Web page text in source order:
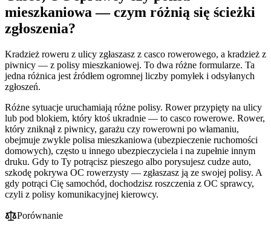
mieszkaniowa — czym różnią się ścieżki
zgłoszenia?
Kradzież roweru z ulicy zgłaszasz z casco rowerowego, a kradzież z
piwnicy — z polisy mieszkaniowej. To dwa różne formularze. Ta
jedna różnica jest źródłem ogromnej liczby pomyłek i odsyłanych
zgłoszeń.
Różne sytuacje uruchamiają różne polisy. Rower przypięty na ulicy
lub pod blokiem, który ktoś ukradnie — to casco rowerowe. Rower,
który zniknął z piwnicy, garażu czy rowerowni po włamaniu,
obejmuje zwykle polisa mieszkaniowa (ubezpieczenie ruchomości
domowych), często u innego ubezpieczyciela i na zupełnie innym
druku. Gdy to Ty potrącisz pieszego albo porysujesz cudze auto,
szkodę pokrywa OC rowerzysty — zgłaszasz ją ze swojej polisy. A
gdy potrąci Cię samochód, dochodzisz roszczenia z OC sprawcy,
czyli z polisy komunikacyjnej kierowcy.
Porównanie